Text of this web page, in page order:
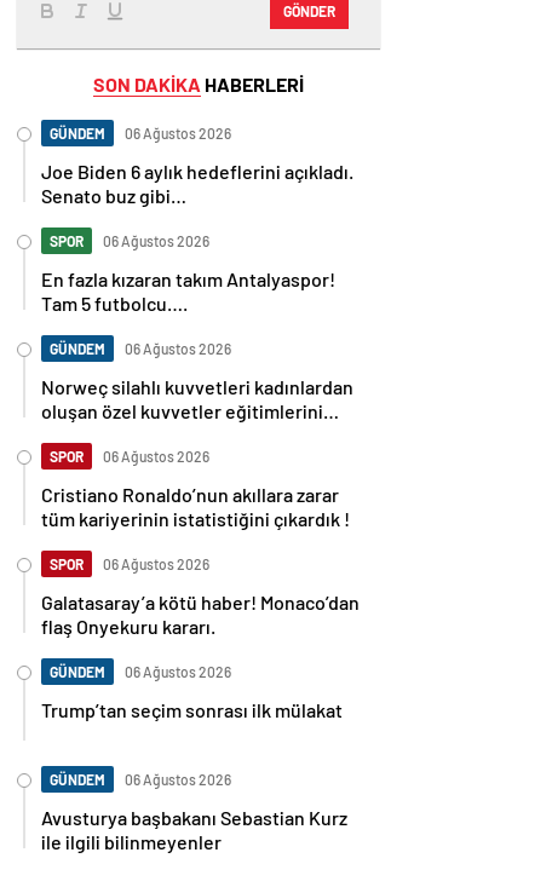
GÖNDER
SON DAKİKA HABERLERİ
GÜNDEM 06 Ağustos 2026
Joe Biden 6 aylık hedeflerini açıkladı.
Senato buz gibi…
SPOR 06 Ağustos 2026
En fazla kızaran takım Antalyaspor!
Tam 5 futbolcu….
GÜNDEM 06 Ağustos 2026
Norweç silahlı kuvvetleri kadınlardan
oluşan özel kuvvetler eğitimlerini
SPOR 06 Ağustos 2026
Cristiano Ronaldo’nun akıllara zarar
tüm kariyerinin istatistiğini çıkardık !
SPOR 06 Ağustos 2026
Galatasaray’a kötü haber! Monaco’dan
flaş Onyekuru kararı.
GÜNDEM 06 Ağustos 2026
Trump’tan seçim sonrası ilk mülakat
GÜNDEM 06 Ağustos 2026
Avusturya başbakanı Sebastian Kurz
ile ilgili bilinmeyenler